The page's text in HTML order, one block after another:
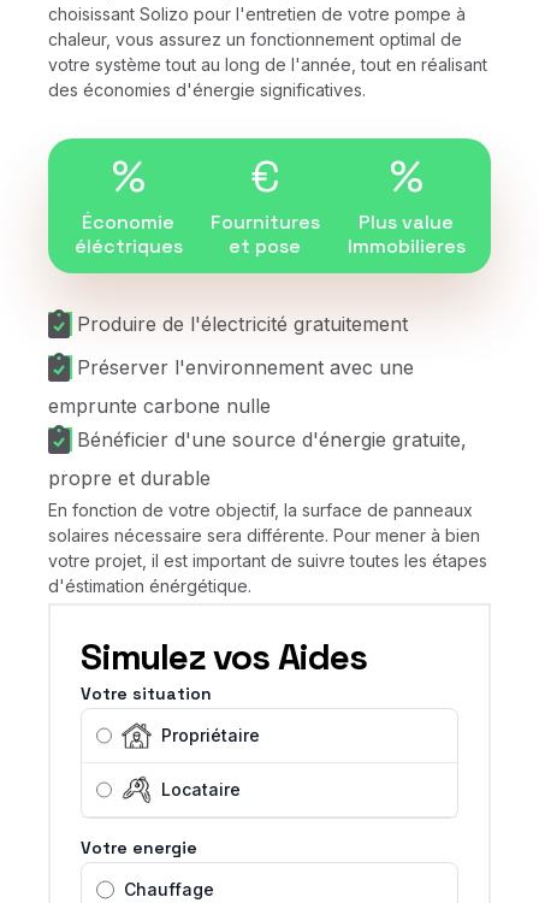
choisissant Solizo pour l'entretien de votre pompe à
chaleur, vous assurez un fonctionnement optimal de
votre système tout au long de l'année, tout en réalisant
des économies d'énergie significatives.
%
Économie
éléctriques
€
Fournitures
et pose
%
Plus value
Immobilieres
Produire de l'électricité gratuitement
Préserver l'environnement avec une
emprunte carbone nulle
Bénéficier d'une source d'énergie gratuite,
propre et durable
En fonction de votre objectif, la surface de panneaux
solaires nécessaire sera différente. Pour mener à bien
votre projet, il est important de suivre toutes les étapes
d'éstimation énérgétique.
Simulez vos Aides
Votre situation
Propriétaire
Locataire
Votre energie
Chauffage